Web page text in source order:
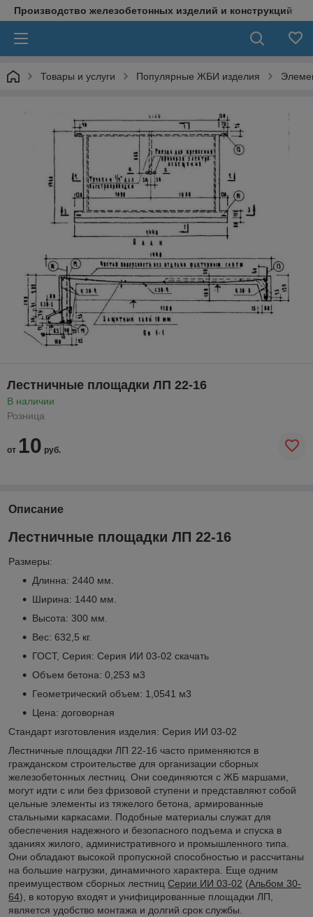
Производство железобетонных изделий и конструкций
Товары и услуги Популярные ЖБИ изделия
Лестничные площадки ЛП 22-16
В наличии
Розница
от 10 руб.
Описание
Лестничные площадки ЛП 22-16
Размеры:
Длинна: 2440 мм.
Ширина: 1440 мм.
Высота: 300 мм.
Вес: 632,5 кг.
ГОСТ, Серия: Серия ИИ 03-02 скачать
Объем бетона: 0,253 м3
Геометрический объем: 1,0541 м3
Цена: договорная
Стандарт изготовления изделия: Серия ИИ 03-02
Лестничные площадки ЛП 22-16 часто применяются в
гражданском строительстве для организации сборных
железобетонных лестниц. Они соединяются с ЖБ маршами,
могут идти с или без фризовой ступени и представляют собой
цельные элементы из тяжелого бетона, армированные
стальными каркасами. Подобные материалы служат для
обеспечения надежного и безопасного подъема и спуска в
зданиях жилого, административного и промышленного типа.
Они обладают высокой пропускной способностью и рассчитаны
на большие нагрузки, динамичного характера. Еще одним
преимуществом сборных лестниц Серии ИИ 03-02 (Альбом 30-
64), в которую входят и унифицированные площадки ЛП,
является удобство монтажа и долгий срок службы.